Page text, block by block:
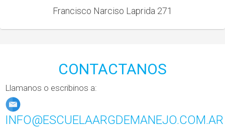
Francisco Narciso Laprida 271
CONTACTANOS
Llamanos o escribinos a:
INFO@ESCUELAARGDEMANEJO.COM.AR